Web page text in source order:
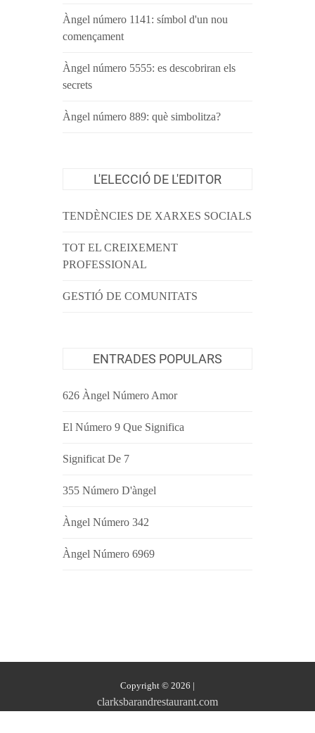
Àngel número 1141: símbol d'un nou
començament
Àngel número 5555: es descobriran els
secrets
Àngel número 889: què simbolitza?
L'ELECCIÓ DE L'EDITOR
TENDÈNCIES DE XARXES SOCIALS
TOT EL CREIXEMENT
PROFESSIONAL
GESTIÓ DE COMUNITATS
ENTRADES POPULARS
626 Àngel Número Amor
El Número 9 Que Significa
Significat De 7
355 Número D'àngel
Àngel Número 342
Àngel Número 6969
Copyright © 2026 |
clarksbarandrestaurant.com